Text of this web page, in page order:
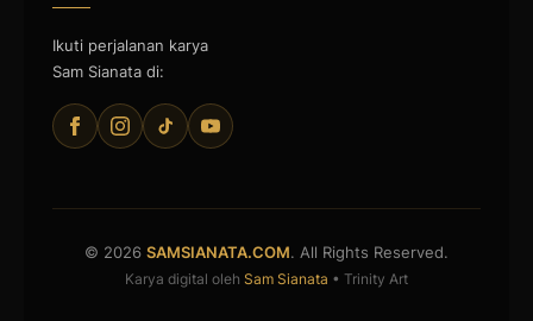
Ikuti perjalanan karya
Sam Sianata di:
© 2026 SAMSIANATA.COM. All Rights Reserved.
Karya digital oleh Sam Sianata • Trinity Art